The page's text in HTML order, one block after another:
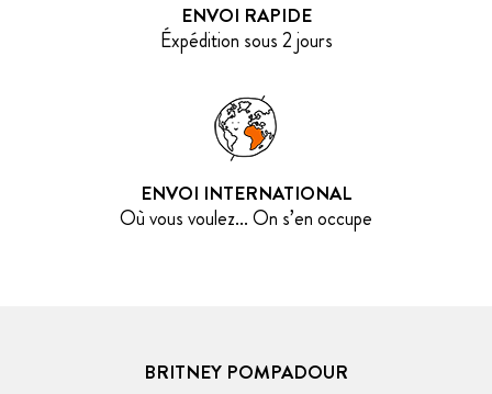
ENVOI RAPIDE
Éxpédition sous 2 jours
ENVOI INTERNATIONAL
Où vous voulez... On s’en occupe
BRITNEY POMPADOUR